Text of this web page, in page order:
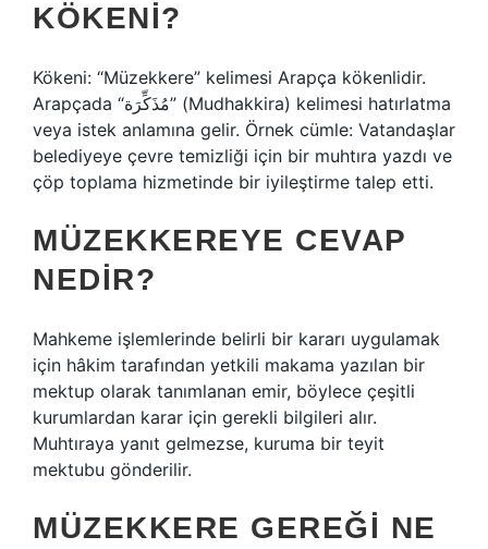
KÖKENI?
Kökeni: “Müzekkere” kelimesi Arapça kökenlidir.
Arapçada “مُذَكِّرَة” (Mudhakkira) kelimesi hatırlatma
veya istek anlamına gelir. Örnek cümle: Vatandaşlar
belediyeye çevre temizliği için bir muhtıra yazdı ve
çöp toplama hizmetinde bir iyileştirme talep etti.
MÜZEKKEREYE CEVAP
NEDIR?
Mahkeme işlemlerinde belirli bir kararı uygulamak
için hâkim tarafından yetkili makama yazılan bir
mektup olarak tanımlanan emir, böylece çeşitli
kurumlardan karar için gerekli bilgileri alır.
Muhtıraya yanıt gelmezse, kuruma bir teyit
mektubu gönderilir.
MÜZEKKERE GEREĞI NE